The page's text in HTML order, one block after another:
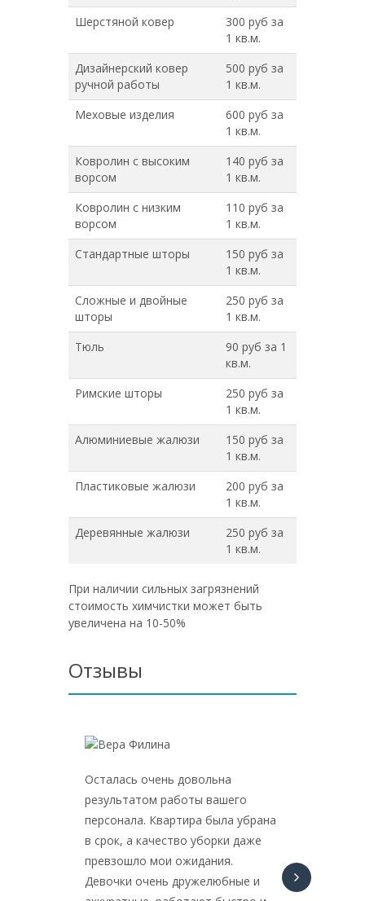
Шерстяной ковер
300 руб за
1 кв.м.
Дизайнерский ковер
ручной работы
500 руб за
1 кв.м.
Меховые изделия
600 руб за
1 кв.м.
Ковролин с высоким
ворсом
140 руб за
1 кв.м.
Ковролин с низким
ворсом
110 руб за
1 кв.м.
Стандартные шторы
150 руб за
1 кв.м.
Сложные и двойные
шторы
250 руб за
1 кв.м.
Тюль
90 руб за 1
кв.м.
Римские шторы
250 руб за
1 кв.м.
Алюминиевые жалюзи
150 руб за
1 кв.м.
Пластиковые жалюзи
200 руб за
1 кв.м.
Деревянные жалюзи
250 руб за
1 кв.м.
При наличии сильных загрязнений
стоимость химчистки может быть
увеличена на 10-50%
Отзывы
Осталась очень довольна
результатом работы вашего
персонала. Квартира была убрана
в срок, а качество уборки даже
превзошло мои ожидания.
Девочки очень дружелюбные и